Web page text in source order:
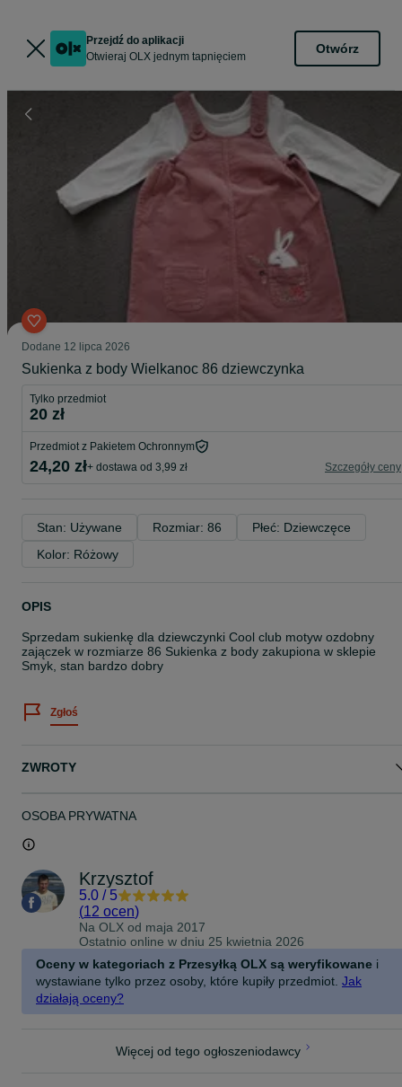
Przejdź do aplikacji
Otwieraj OLX jednym tapnięciem
Otwórz
Dodane 12 lipca 2026
Sukienka z body Wielkanoc 86 dziewczynka
Tylko przedmiot
20 zł
Przedmiot z Pakietem Ochronnym
24,20 zł+ dostawa od 3,99 zł Szczegóły ceny
Stan: Używane Rozmiar: 86
Płeć: Dziewczęce
Kolor: Różowy
OPIS
Sprzedam sukienkę dla dziewczynki Cool club motyw ozdobny
zajączek w rozmiarze 86 Sukienka z body zakupiona w sklepie
Smyk, stan bardzo dobry
Zgłoś
ZWROTY
OSOBA PRYWATNA
Krzysztof
5.0 / 5
(12 ocen)
Na OLX od maja 2017
Ostatnio online w dniu 25 kwietnia 2026
Oceny w kategoriach z Przesyłką OLX są weryfikowane i
wystawiane tylko przez osoby, które kupiły przedmiot. Jak
działają oceny?
Więcej od tego ogłoszeniodawcy